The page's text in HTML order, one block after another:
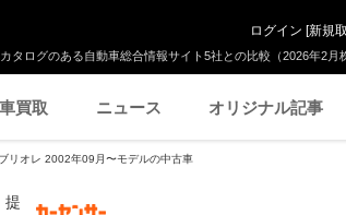
タログのある自動車総合情報サイト5社との比較（2026年2月
ログイン [新規
車買取 ニュース オリジナル記事
リオレ 2002年09月〜モデルの中古車
提